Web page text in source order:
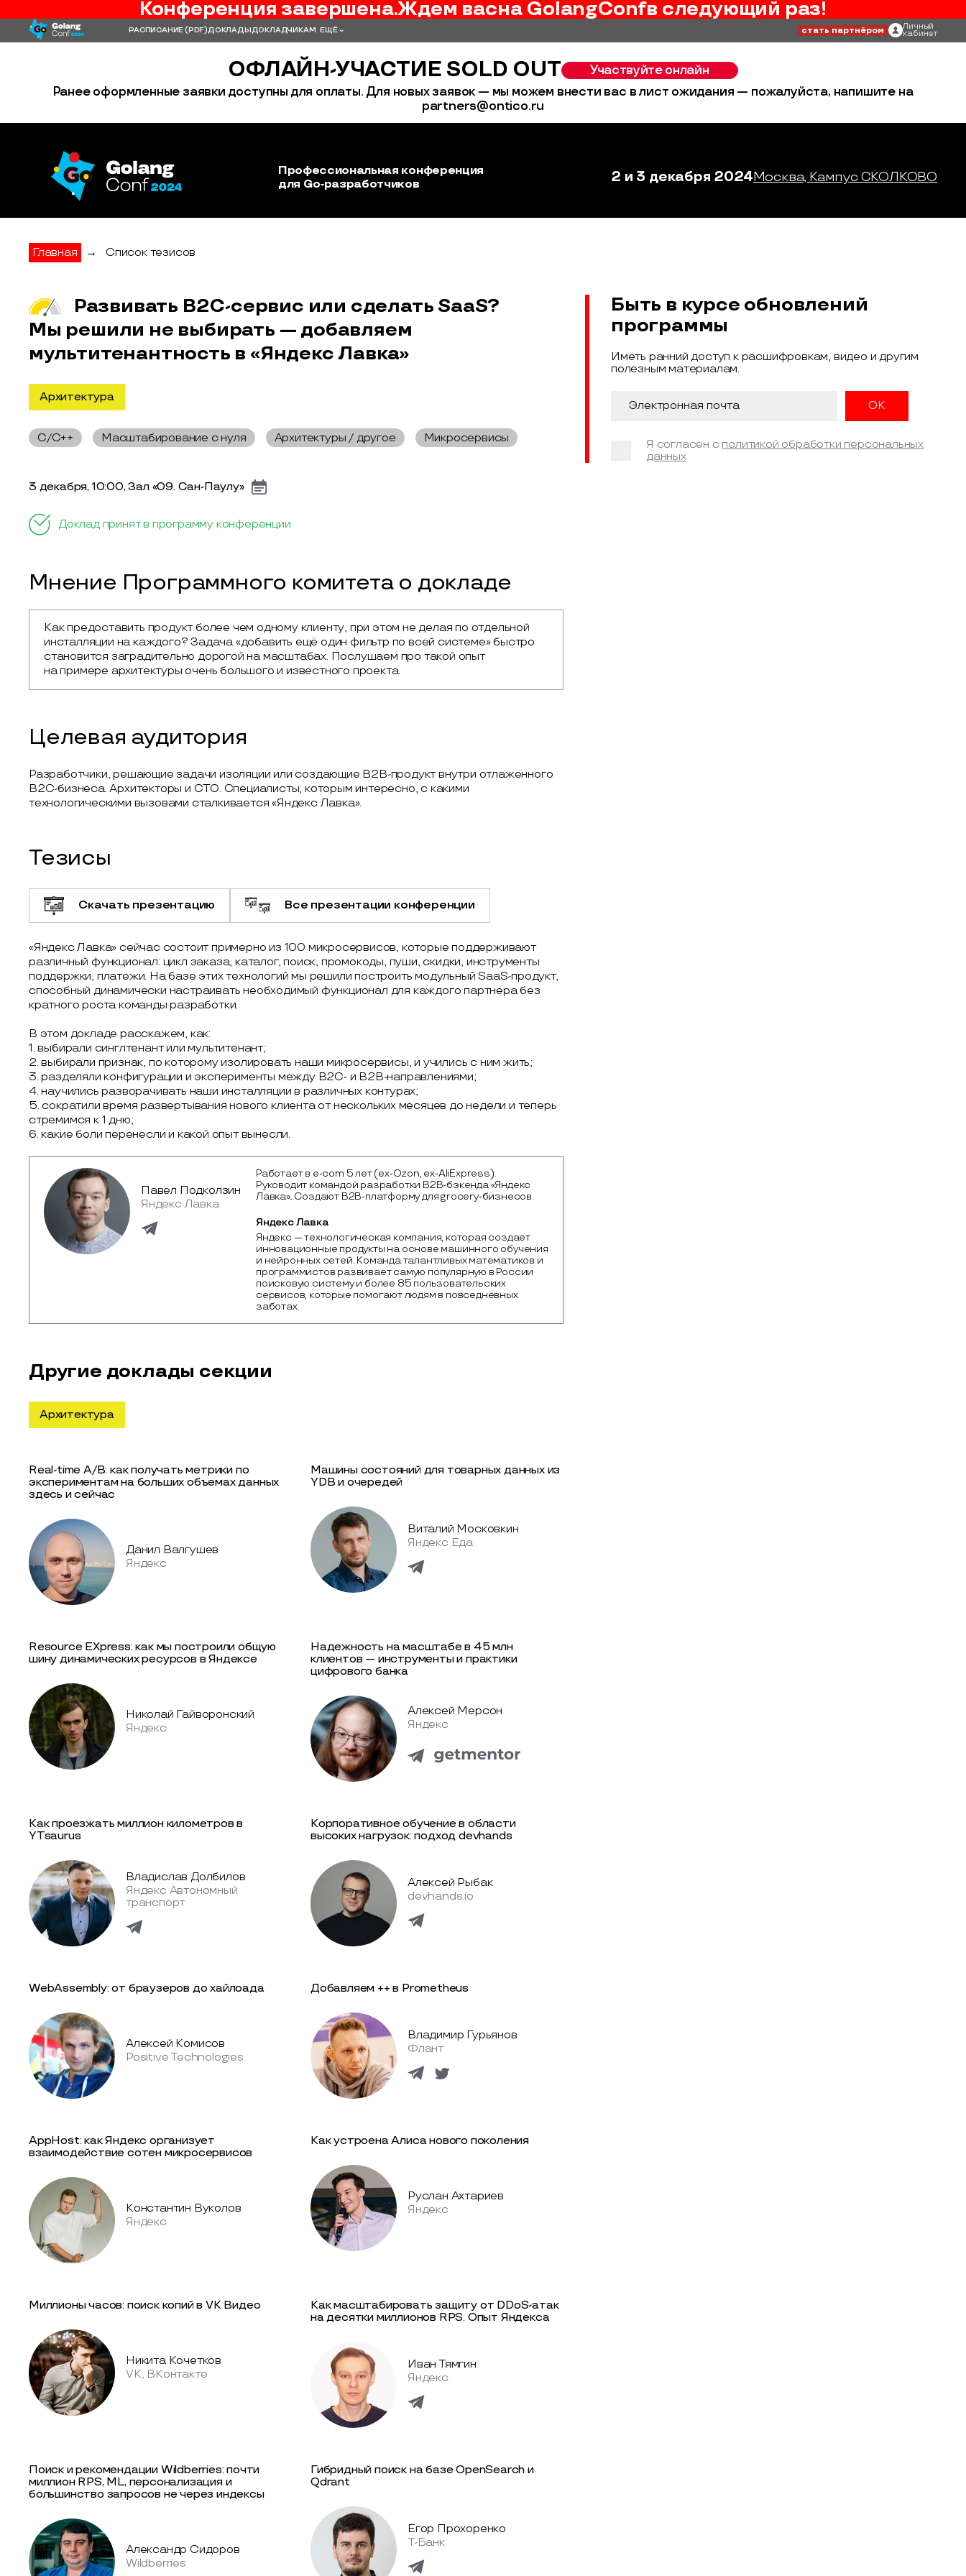
Конференция завершена.Ждем васна GolangConfв следующий раз!
РАСПИСАНИЕ(PDF)ДОКЛАДЫ ДОКЛАДЧИКАМ ЕЩЁ стать партнёром Личный
кабинет
ОФЛАЙН-УЧАСТИЕ SOLD OUT
Участвуйте онлайн
Ранее оформленные заявки доступны для оплаты. Для новых заявок — мы можем внести вас в лист ожидания — пожалуйста, напишите на
partners@ontico.ru
Профессиональная конференция
для Go‑разработчиков
2 и 3 декабря 2024Москва, Кампус СКОЛКОВО
Главная → Список тезисов
Развивать B2C-сервис или сделать SaaS?
Мы решили не выбирать — добавляем
мультитенантность в «Яндекс Лавка»
Архитектура
C/C++ Масштабирование с нуля Архитектуры / другое Микросервисы
3 декабря, 10:00, Зал «09. Сан-Паулу»
Доклад принят в программу конференции
Мнение Программного комитета о докладе
Как предоставить продукт более чем одному клиенту, при этом не делая по отдельной
инсталляции на каждого? Задача «добавить ещё один фильтр по всей системе» быстро
становится заградительно дорогой на масштабах. Послушаем про такой опыт
на примере архитектуры очень большого и известного проекта.
Целевая аудитория
Разработчики, решающие задачи изоляции или создающие B2B-продукт внутри отлаженного
B2C-бизнеса. Архитекторы и CTO. Специалисты, которым интересно, с какими
технологическими вызовами сталкивается «Яндекс Лавка».
Тезисы
Скачать презентацию Все презентации конференции
«Яндекс Лавка» сейчас состоит примерно из 100 микросервисов, которые поддерживают
различный функционал: цикл заказа, каталог, поиск, промокоды, пуши, скидки, инструменты
поддержки, платежи. На базе этих технологий мы решили построить модульный SaaS-продукт,
способный динамически настраивать необходимый функционал для каждого партнера без
кратного роста команды разработки.
В этом докладе расскажем, как:
1. выбирали синглтенант или мультитенант;
2. выбирали признак, по которому изолировать наши микросервисы, и учились с ним жить;
3. разделяли конфигурации и эксперименты между B2C- и B2B-направлениями;
4. научились разворачивать наши инсталляции в различных контурах;
5. сократили время развертывания нового клиента от нескольких месяцев до недели и теперь
стремимся к 1 дню;
6. какие боли перенесли и какой опыт вынесли.
Павел Подколзин
Яндекс Лавка
Работает в e-com 5 лет (ex-Ozon, ex-AliExpress).
Руководит командой разработки В2В-бэкенда «Яндекс
Лавка». Создают B2B-платформу для grocery-бизнесов.
Яндекс Лавка
Яндекс — технологическая компания, которая создает
инновационные продукты на основе машинного обучения
и нейронных сетей. Команда талантливых математиков и
программистов развивает самую популярную в России
поисковую систему и более 85 пользовательских
сервисов, которые помогают людям в повседневных
заботах.
Другие доклады секции
Архитектура
Real-time A/B: как получать метрики по
экспериментам на больших объемах данных
здесь и сейчас
Данил Валгушев
Яндекс
Машины состояний для товарных данных из
YDB и очередей
Виталий Московкин
Яндекс Еда
Resource EXpress: как мы построили общую
шину динамических ресурсов в Яндексе
Николай Гайворонский
Яндекс
Надежность на масштабе в 45 млн
клиентов — инструменты и практики
цифрового банка
Алексей Мерсон
Яндекс
Как проезжать миллион километров в
YTsaurus
Владислав Долбилов
Яндекс Автономный
транспорт
Корпоративное обучение в области
высоких нагрузок: подход devhands
Алексей Рыбак
devhands.io
WebAssembly: от браузеров до хайлоада
Алексей Комисов
Positive Technologies
Добавляем ++ в Prometheus
Владимир Гурьянов
Флант
AppHost: как Яндекс организует
взаимодействие сотен микросервисов
Константин Вуколов
Яндекс
Как устроена Алиса нового поколения
Руслан Ахтариев
Яндекс
Миллионы часов: поиск копий в VK Видео
Никита Кочетков
VK, ВКонтакте
Как масштабировать защиту от DDoS-атак
на десятки миллионов RPS. Опыт Яндекса
Иван Тямгин
Яндекс
Поиск и рекомендации Wildberries: почти
миллион RPS, ML, персонализация и
большинство запросов не через индексы
Александр Сидоров
Wildberries
Гибридный поиск на базе OpenSearch и
Qdrant
Егор Прохоренко
Т-Банк
Быть в курсе обновлений
программы
Иметь ранний доступ к расшифровкам, видео и другим
полезным материалам.
Я согласен с политикой обработки персональных
данных